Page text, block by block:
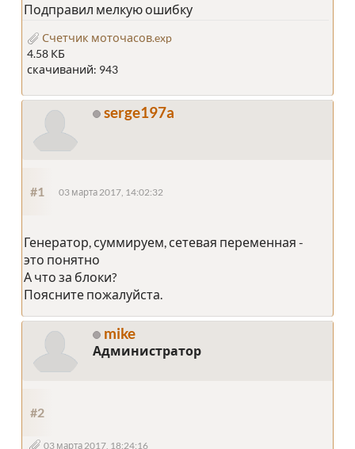
Подправил мелкую ошибку
Счетчик моточасов.exp
4.58 КБ
скачиваний: 943
serge197a
#1 03 марта 2017, 14:02:32
Генератор, суммируем, сетевая переменная -
это понятно
А что за блоки?
Поясните пожалуйста.
mike
Администратор
#2
03 марта 2017, 18:24:16